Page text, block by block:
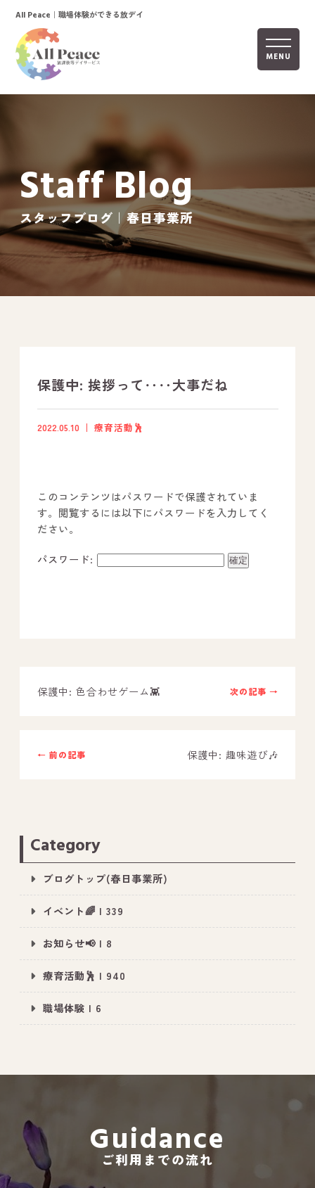
MENU
ホーム
活動内容
ご利用までの流れ
採用情報
自己評価表
社内行事
事業所のご案内
－ オールピース宗像事業所
－ オールピース福津事業所
スタッフブログ
－ 福津事業所のブログ
－ 鳥栖事業所のブログ
All Peace｜オールピース
All Peace ｜職場体験ができる放デイ
Staff Blog
スタッフブログ｜春日事業所
保護中: 挨拶って‥‥大事だね
2022.05.10 療育活動🕺
このコンテンツはパスワードで保護されていま
す。閲覧するには以下にパスワードを入力してく
ださい。
パスワード:
次の記事 →
保護中: 色合わせゲーム👾
← 前の記事 保護中: 趣味遊び🎶
Category
ブログトップ(春日事業所)
イベント🌈 | 339
お知らせ📢 | 8
療育活動🕺 | 940
職場体験 | 6
Guidance
ご利用までの流れ